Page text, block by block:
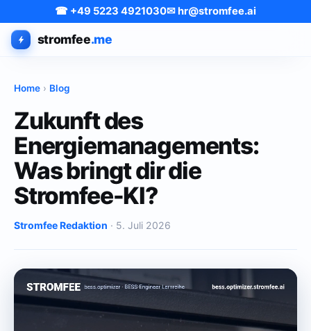
☎ +49 5223 4921030✉ hr@stromfee.ai
stromfee.me
Home › Blog
Zukunft des
Energiemanagements:
Was bringt dir die
Stromfee-KI?
Stromfee Redaktion · 5. Juli 2026